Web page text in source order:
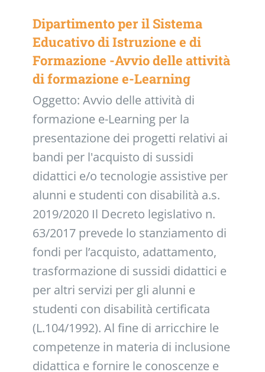
Dipartimento per il Sistema
Educativo di Istruzione e di
Formazione -Avvio delle attività
di formazione e-Learning
Oggetto: Avvio delle attività di
formazione e-Learning per la
presentazione dei progetti relativi ai
bandi per l'acquisto di sussidi
didattici e/o tecnologie assistive per
alunni e studenti con disabilità a.s.
2019/2020 Il Decreto legislativo n.
63/2017 prevede lo stanziamento di
fondi per l’acquisto, adattamento,
trasformazione di sussidi didattici e
per altri servizi per gli alunni e
studenti con disabilità certificata
(L.104/1992). Al fine di arricchire le
competenze in materia di inclusione
didattica e fornire le conoscenze e